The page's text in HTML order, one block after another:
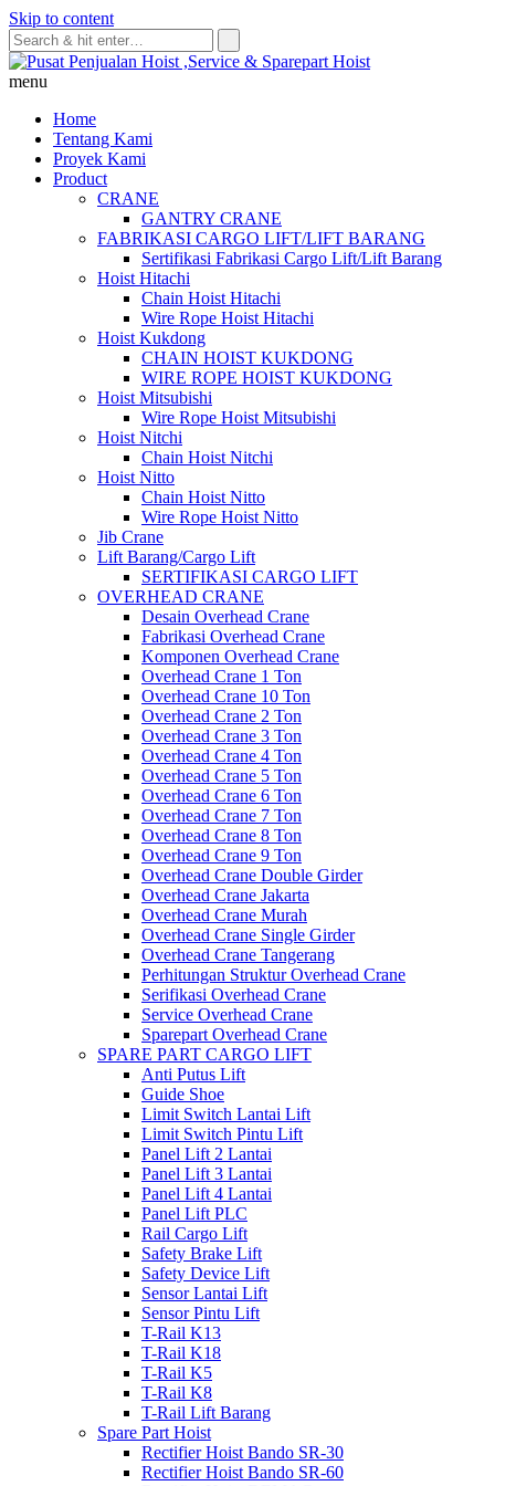
Skip to content
menu
Home
Tentang Kami
Proyek Kami
Product
CRANE
GANTRY CRANE
FABRIKASI CARGO LIFT/LIFT BARANG
Sertifikasi Fabrikasi Cargo Lift/Lift Barang
Hoist Hitachi
Chain Hoist Hitachi
Wire Rope Hoist Hitachi
Hoist Kukdong
CHAIN HOIST KUKDONG
WIRE ROPE HOIST KUKDONG
Hoist Mitsubishi
Wire Rope Hoist Mitsubishi
Hoist Nitchi
Chain Hoist Nitchi
Hoist Nitto
Chain Hoist Nitto
Wire Rope Hoist Nitto
Jib Crane
Lift Barang/Cargo Lift
SERTIFIKASI CARGO LIFT
OVERHEAD CRANE
Desain Overhead Crane
Fabrikasi Overhead Crane
Komponen Overhead Crane
Overhead Crane 1 Ton
Overhead Crane 10 Ton
Overhead Crane 2 Ton
Overhead Crane 3 Ton
Overhead Crane 4 Ton
Overhead Crane 5 Ton
Overhead Crane 6 Ton
Overhead Crane 7 Ton
Overhead Crane 8 Ton
Overhead Crane 9 Ton
Overhead Crane Double Girder
Overhead Crane Jakarta
Overhead Crane Murah
Overhead Crane Single Girder
Overhead Crane Tangerang
Perhitungan Struktur Overhead Crane
Serifikasi Overhead Crane
Service Overhead Crane
Sparepart Overhead Crane
SPARE PART CARGO LIFT
Anti Putus Lift
Guide Shoe
Limit Switch Lantai Lift
Limit Switch Pintu Lift
Panel Lift 2 Lantai
Panel Lift 3 Lantai
Panel Lift 4 Lantai
Panel Lift PLC
Rail Cargo Lift
Safety Brake Lift
Safety Device Lift
Sensor Lantai Lift
Sensor Pintu Lift
T-Rail K13
T-Rail K18
T-Rail K5
T-Rail K8
T-Rail Lift Barang
Spare Part Hoist
Rectifier Hoist Bando SR-30
Rectifier Hoist Bando SR-60